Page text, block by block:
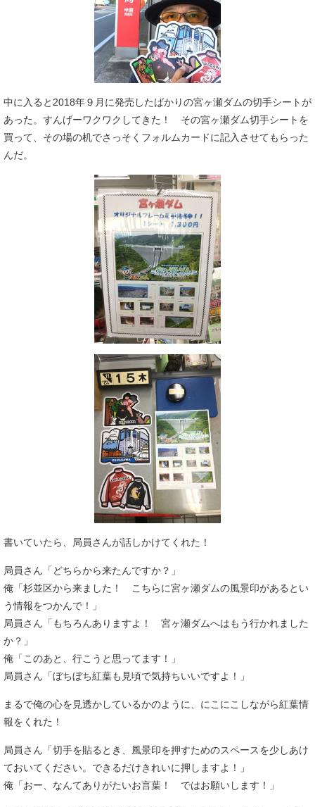
中に入ると2018年９月に発売したばかりの宮ヶ瀬ダムの切手シートが
あった。すんげーワクワクしてきた！ その宮ヶ瀬ダム切手シートを
買って、その場の机でさっそくフォルムカードに記入させてもらった
んだ。
書いていたら、局員さんが話しかけてくれた！
局員さん「どちらから来たんですか？」
俺「杉並区から来ました！ こちらに宮ヶ瀬ダムの風景印があるとい
う情報をつかんで！」
局員さん「もちろんありますよ！ 宮ヶ瀬ダムへはもう行かれました
か？」
俺「このあと、行こうと思ってます！」
局員さん「ぼちぼち紅葉も見頃で気持ちいいですよ！」
まるで俺の心を見透かしているかのように、にこにこしながら紅葉情
報をくれた！
局員さん「切手を貼るとき、風景印を押すためのスペースを少しあけ
ておいてください。できるだけきれいに押しますよ！」
俺「おー、なんてありがたいお言葉！ ではお願いします！」